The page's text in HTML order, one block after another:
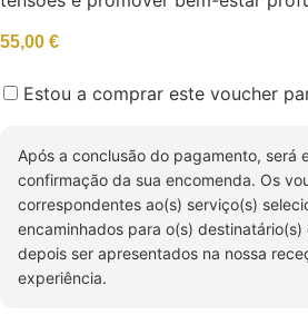
55,00 €
Estou a comprar este voucher
Após a conclusão do pagamento, será
confirmação da sua encomenda. Os
correspondentes ao(s) serviço(s)
encaminhados para o(s)
depois ser apresentados na nossa
experiência.